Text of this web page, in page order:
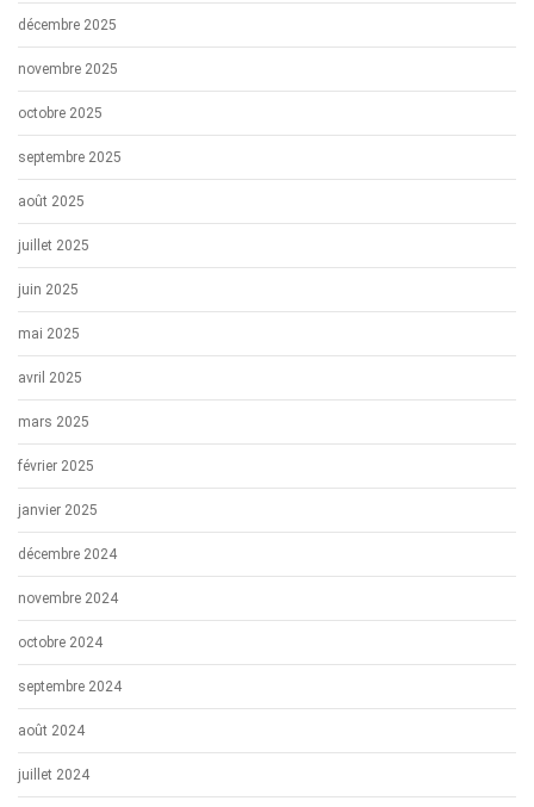
décembre 2025
novembre 2025
octobre 2025
septembre 2025
août 2025
juillet 2025
juin 2025
mai 2025
avril 2025
mars 2025
février 2025
janvier 2025
décembre 2024
novembre 2024
octobre 2024
septembre 2024
août 2024
juillet 2024